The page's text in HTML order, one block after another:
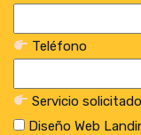
Teléfono
Servicio
Diseño Web